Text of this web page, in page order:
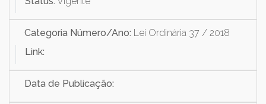
Categoria Número/Ano: Lei Ordinária 37 / 2018
Link:
Data de Publicação: